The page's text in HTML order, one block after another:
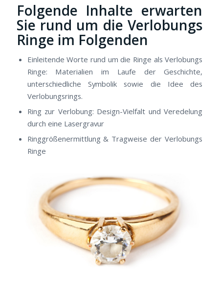
Folgende Inhalte erwarten
Sie rund um die Verlobungs
Ringe im Folgenden
Einleitende Worte rund um die Ringe als Verlobungs
Ringe: Materialien im Laufe der Geschichte,
unterschiedliche Symbolik sowie die Idee des
Verlobungsrings.
Ring zur Verlobung: Design-Vielfalt und Veredelung
durch eine Lasergravur
Ringgrößenermittlung & Tragweise der Verlobungs
Ringe